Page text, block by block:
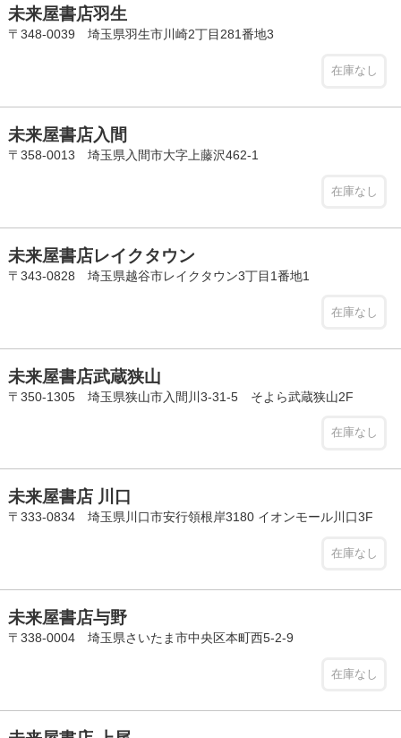
未来屋書店羽生
〒348-0039 埼玉県羽生市川崎2丁目281番地3
在庫なし
未来屋書店入間
〒358-0013 埼玉県入間市大字上藤沢462-1
在庫なし
未来屋書店レイクタウン
〒343-0828 埼玉県越谷市レイクタウン3丁目1番地1
在庫なし
未来屋書店武蔵狭山
〒350-1305 埼玉県狭山市入間川3-31-5 そよら武蔵狭山2F
在庫なし
未来屋書店 川口
〒333-0834 埼玉県川口市安行領根岸3180 イオンモール川口3F
在庫なし
未来屋書店与野
〒338-0004 埼玉県さいたま市中央区本町西5-2-9
在庫なし